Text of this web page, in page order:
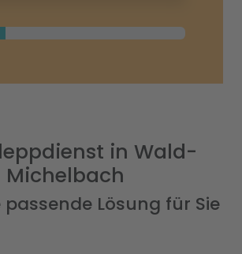
in Wald-
Michelbach
Lösung für Sie